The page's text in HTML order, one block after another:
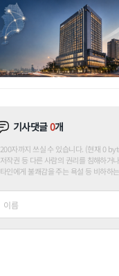
기사댓글0개
200자까지 쓰실 수 있습니다. (현재 0
저작권 등 다른 사람의 권리를 침해하거
타인에게 불쾌감을 주는 욕설 등 비하하